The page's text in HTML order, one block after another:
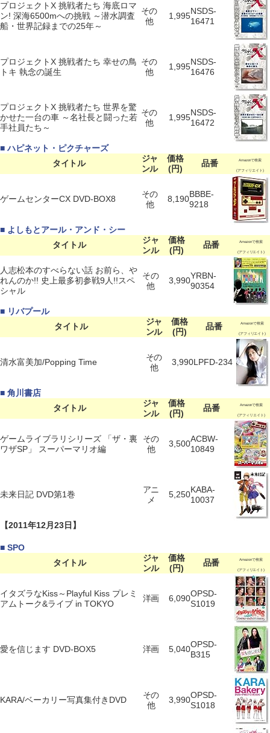
プロジェクトX 挑戦者たち 海底ロマ
ン! 深海6500mへの挑戦 ～潜水調査
船・世界記録までの25年～
その
他
1,995NSDS-
16471
プロジェクトX 挑戦者たち 幸せの鳥
トキ 執念の誕生
その
他
1,995NSDS-
16476
プロジェクトX 挑戦者たち 世界を驚
かせた一台の車 ～名社長と闘った若
手社員たち～
その
他
1,995NSDS-
16472
■ ハピネット・ピクチャーズ
タイトル
ジャ
ンル
価格
(円)
品番 Amazonで検索
(アフィリエイト)
ゲームセンターCX DVD-BOX8
その
他
8,190BBBE-
9218
■ よしもとアール・アンド・シー
タイトル
ジャ
ンル
価格
(円)
品番 Amazonで検索
(アフィリエイト)
人志松本のすべらない話 お前ら、や
れんのか!! 史上最多初参戦9人!!スペ
シャル
その
他
3,990YRBN-
90354
■ リバプール
タイトル
ジャ
ンル
価格
(円)
品番 Amazonで検索
(アフィリエイト)
清水富美加/Popping Time
その
他
3,990LPFD-234
■ 角川書店
タイトル
ジャ
ンル
価格
(円)
品番 Amazonで検索
(アフィリエイト)
ゲームライブラリシリーズ 「ザ・裏
ワザSP」 スーパーマリオ編
その
他
3,500ACBW-
10849
未来日記 DVD第1巻
アニ
メ
5,250KABA-
10037
【2011年12月23日】
■ SPO
タイトル
ジャ
ンル
価格
(円)
品番 Amazonで検索
(アフィリエイト)
イタズラなKiss～Playful Kiss プレミ
アムトーク&ライブ in TOKYO
洋画 6,090OPSD-
S1019
愛を信じます DVD-BOX5 洋画 5,040OPSD-
B315
KARA/ベーカリー写真集付きDVD
その
他
3,990OPSD-
S1018